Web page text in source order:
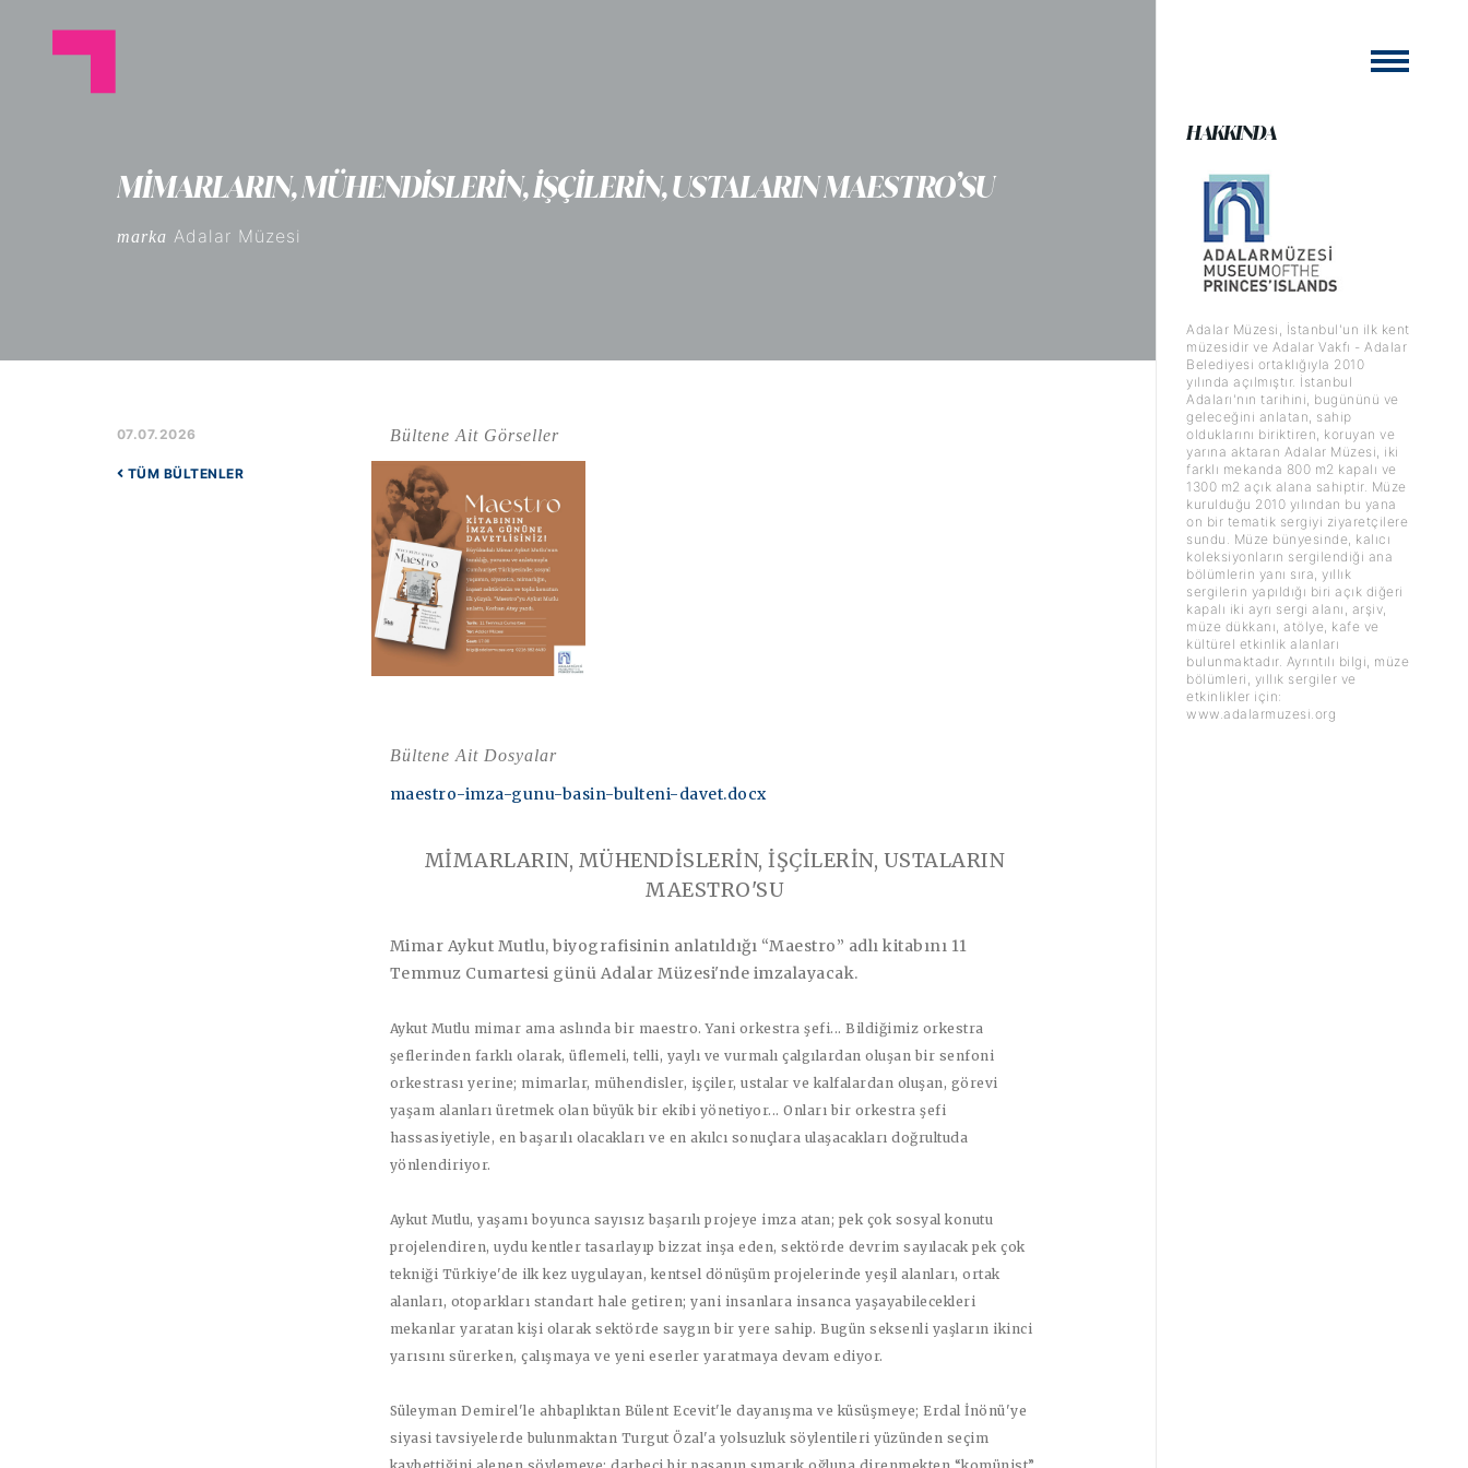
MİMARLARIN, MÜHENDİSLERİN, İŞÇİLERİN, USTALARIN MAESTRO’SU
marka Adalar Müzesi
07.07.2026
TÜM BÜLTENLER
Bültene Ait Görseller
Bültene Ait Dosyalar
maestro-imza-gunu-basin-bulteni-davet.docx
MİMARLARIN, MÜHENDİSLERİN, İŞÇİLERİN, USTALARIN
MAESTRO'SU
Mimar Aykut Mutlu, biyografisinin anlatıldığı “Maestro” adlı kitabını 11
Temmuz Cumartesi günü Adalar Müzesi'nde imzalayacak.
Aykut Mutlu mimar ama aslında bir maestro. Yani orkestra şefi... Bildiğimiz orkestra
şeflerinden farklı olarak, üflemeli, telli, yaylı ve vurmalı çalgılardan oluşan bir senfoni
orkestrası yerine; mimarlar, mühendisler, işçiler, ustalar ve kalfalardan oluşan, görevi
yaşam alanları üretmek olan büyük bir ekibi yönetiyor... Onları bir orkestra şefi
hassasiyetiyle, en başarılı olacakları ve en akılcı sonuçlara ulaşacakları doğrultuda
yönlendiriyor.
Aykut Mutlu, yaşamı boyunca sayısız başarılı projeye imza atan; pek çok sosyal konutu
projelendiren, uydu kentler tasarlayıp bizzat inşa eden, sektörde devrim sayılacak pek çok
tekniği Türkiye'de ilk kez uygulayan, kentsel dönüşüm projelerinde yeşil alanları, ortak
alanları, otoparkları standart hale getiren; yani insanlara insanca yaşayabilecekleri
mekanlar yaratan kişi olarak sektörde saygın bir yere sahip. Bugün seksenli yaşların ikinci
yarısını sürerken, çalışmaya ve yeni eserler yaratmaya devam ediyor.
Süleyman Demirel'le ahbaplıktan Bülent Ecevit'le dayanışma ve küsüşmeye; Erdal İnönü'ye
siyasi tavsiyelerde bulunmaktan Turgut Özal'a yolsuzluk söylentileri yüzünden seçim
HAKKINDA
Adalar Müzesi, İstanbul'un ilk kent
müzesidir ve Adalar Vakfı - Adalar
Belediyesi ortaklığıyla 2010
yılında açılmıştır. İstanbul
Adaları'nın tarihini, bugününü ve
geleceğini anlatan, sahip
olduklarını biriktiren, koruyan ve
yarına aktaran Adalar Müzesi, iki
farklı mekanda 800 m2 kapalı ve
1300 m2 açık alana sahiptir. Müze
kurulduğu 2010 yılından bu yana
on bir tematik sergiyi ziyaretçilere
sundu. Müze bünyesinde, kalıcı
koleksiyonların sergilendiği ana
bölümlerin yanı sıra, yıllık
sergilerin yapıldığı biri açık diğeri
kapalı iki ayrı sergi alanı, arşiv,
müze dükkanı, atölye, kafe ve
kültürel etkinlik alanları
bulunmaktadır. Ayrıntılı bilgi, müze
bölümleri, yıllık sergiler ve
etkinlikler için:
www.adalarmuzesi.org